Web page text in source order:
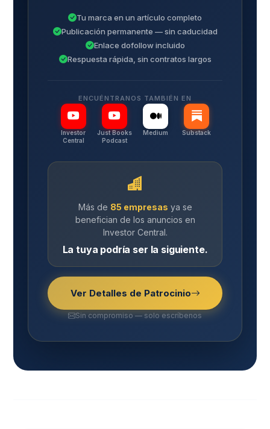
Tu marca en un artículo completo
Publicación permanente — sin caducidad
Enlace dofollow incluido
Respuesta rápida, sin contratos largos
ENCUÉNTRANOS TAMBIÉN EN
Investor
Central
Just Books
Podcast
Medium Substack
Más de 85 empresas ya se
benefician de los anuncios en
Investor Central.
La tuya podría ser la siguiente.
Ver Detalles de Patrocinio
Sin compromiso — solo escríbenos